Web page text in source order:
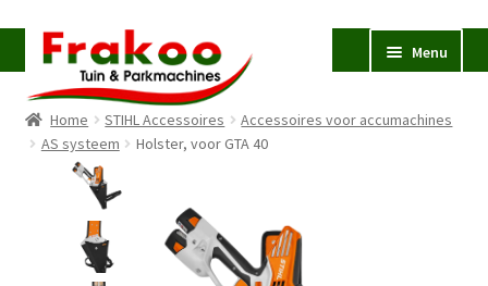
Ga
door
naar
navigatie
Ga
naar
de
inhoud
Menu
Homepage
Verkoop en Reparatie
Occasions
STIHL
Home STIHL Accessoires
Accessoires voor accumachines
AS systeem
Holster, voor GTA 40